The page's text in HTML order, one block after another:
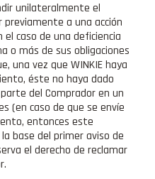
unilateralmente el
a una acción
caso de una deficiencia
o más de sus obligaciones
una vez que WINKIE haya
éste no haya dado
del Comprador en un
(en caso de que se envíe
entonces este
base del primer aviso de
el derecho de reclamar